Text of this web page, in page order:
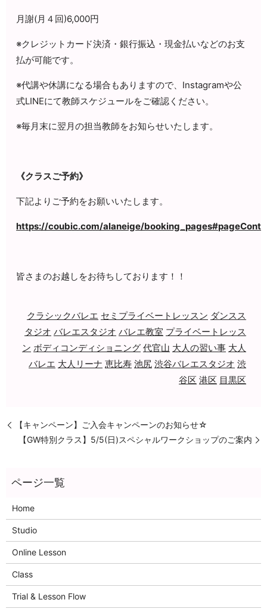
月謝(月４回)6,000円
※クレジットカード決済・銀行振込・現金払いなどのお支
払が可能です。
※代講や休講になる場合もありますので、Instagramや公
式LINEにて教師スケジュールをご確認ください。
※毎月末に翌月の担当教師をお知らせいたします。
《クラスご予約》
下記よりご予約をお願いいたします。
https://coubic.com/alaneige/
皆さまのお越しをお待ちしております！！
クラシックバレエ セミプライベートレッスン ダンスス
タジオ バレエスタジオ バレエ教室 プライベートレッス
ン ボディコンディショニング 代官山 大人の習い事 大人
バレエ 大人リーナ 恵比寿 池尻 渋谷バレエスタジオ 渋
谷区 港区 目黒区
【キャンペーン】ご入会キャンペーンのお知らせ☆
【GW特別クラス】5/5(日)スペシャルワークショップのご案内
Home
Studio
Online Lesson
Class
Trial & Lesson Flow